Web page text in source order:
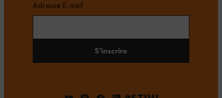
Adresse E-mail
S'inscrire